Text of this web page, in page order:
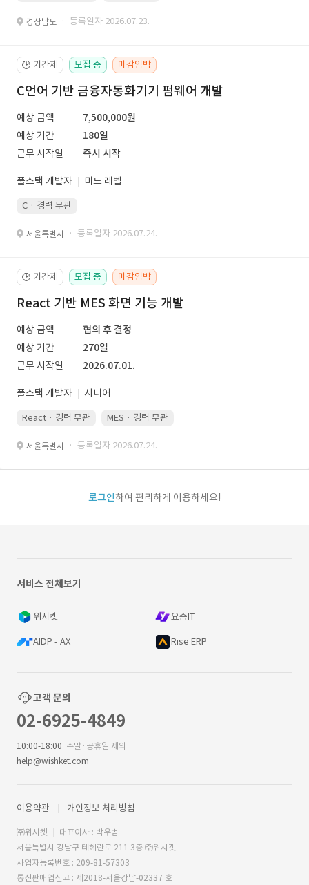
경상남도 · 등록일자 2026.07.23.
🕒 기간제 모집 중 마감임박
C언어 기반 금융자동화기기 펌웨어 개발
예상 금액
7,500,000원
예상 기간
180일
근무 시작일
즉시 시작
풀스택 개발자 미드 레벨
C · 경력 무관
서울특별시 · 등록일자 2026.07.24.
🕒 기간제 모집 중 마감임박
React 기반 MES 화면 기능 개발
예상 금액
협의 후 결정
예상 기간
270일
근무 시작일
2026.07.01.
풀스택 개발자 시니어
React · 경력 무관 MES · 경력 무관
서울특별시 · 등록일자 2026.07.24.
로그인하여 편리하게 이용하세요!
서비스 전체보기
위시켓 요즘IT
AIDP - AX Rise ERP
고객 문의
02-6925-4849
10:00-18:00 주말·공휴일 제외
help@wishket.com
이용약관 개인정보 처리방침
㈜위시켓
대표이사 : 박우범
서울특별시 강남구 테헤란로 211 3층 ㈜위시켓
사업자등록번호 : 209-81-57303
통신판매업신고 : 제2018-서울강남-02337 호